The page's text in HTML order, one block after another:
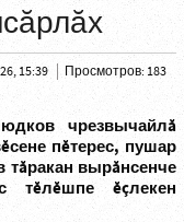
15:39 Просмотров: 183
чрезвычайлă
пĕтерес, пушар
вырăнсенче
тĕлĕшпе ĕçлекен